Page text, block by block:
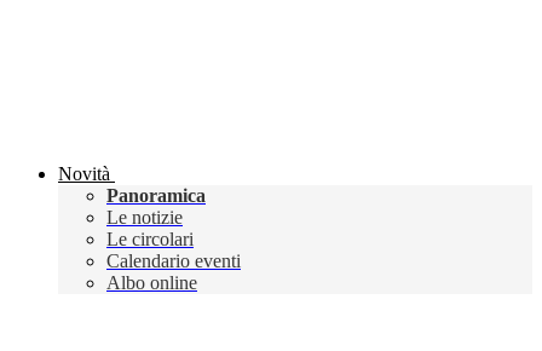
Novità
Panoramica
Le notizie
Le circolari
Calendario eventi
Albo online